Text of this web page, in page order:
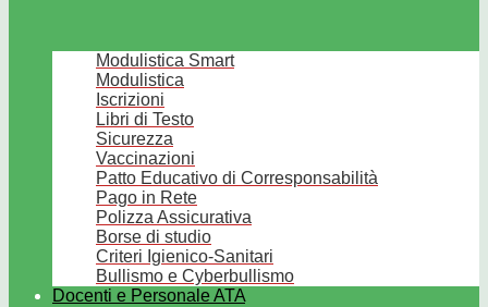
Modulistica Smart
Modulistica
Iscrizioni
Libri di Testo
Sicurezza
Vaccinazioni
Patto Educativo di Corresponsabilità
Pago in Rete
Polizza Assicurativa
Borse di studio
Criteri Igienico-Sanitari
Bullismo e Cyberbullismo
Docenti e Personale ATA